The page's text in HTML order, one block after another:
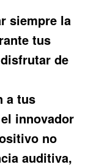
siempre la
tus
de
a tus
innovador
no
auditiva,